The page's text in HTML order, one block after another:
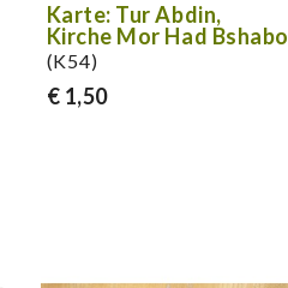
Karte: Tur Abdin,
Kirche Mor Had Bshabo
(K54)
€ 1,50